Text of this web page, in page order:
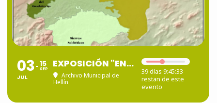
03
JUL
15
SEP EXPOSICIÓN "ENCUADRES Y MIRADAS: PAISAJES ALBACETENSES"
Archivo Municipal de
Hellín
39 días 9:45:32
restan de este
evento